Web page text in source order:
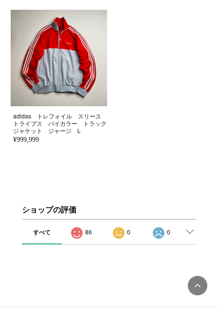
adidas トレフォイル スリース
トライプス バイカラー トラック
ジャケット ジャージ L
¥999,999
ショップの評価
すべて 86 0 0